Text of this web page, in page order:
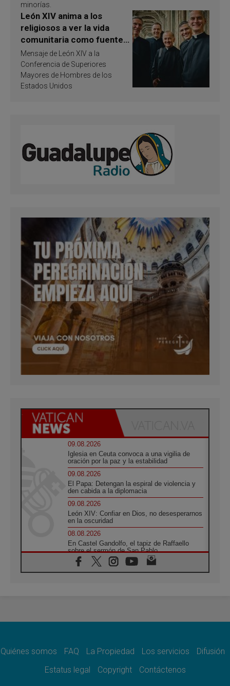
minorías.
León XIV anima a los
religiosos a ver la vida
comunitaria como fuente
de inspiración y
santificación
Mensaje de León XIV a la
Conferencia de Superiores
Mayores de Hombres de los
Estados Unidos
09.08.2026
Iglesia en Ceuta convoca a una vigilia de
oración por la paz y la estabilidad
09.08.2026
El Papa: Detengan la espiral de violencia y
den cabida a la diplomacia
09.08.2026
León XIV: Confiar en Dios, no desesperarnos
en la oscuridad
08.08.2026
En Castel Gandolfo, el tapiz de Raffaello
sobre el sermón de San Pablo
08.08.2026
En Colombia, «la paz no se compra con una
08.08.2026
08.08.2026
del Buen Consejo de Genazzano
Quiénes somos FAQ La Propiedad Los servicios
Difusión
Estatus legal
Copyright Contáctenos